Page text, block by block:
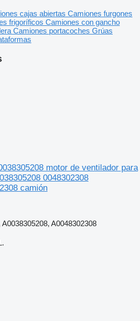
motor de ventilador para
0048302308
camión
A0048302308
cajas abiertas Camiones furgones
frigoríficos Camiones con gancho
Camiones portacoches Grúas